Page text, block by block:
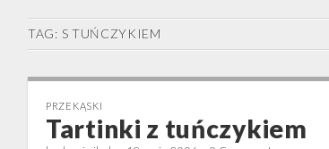
TAG: S TUŃCZYKIEM
PRZEKĄSKI
Tartinki z tuńczykiem